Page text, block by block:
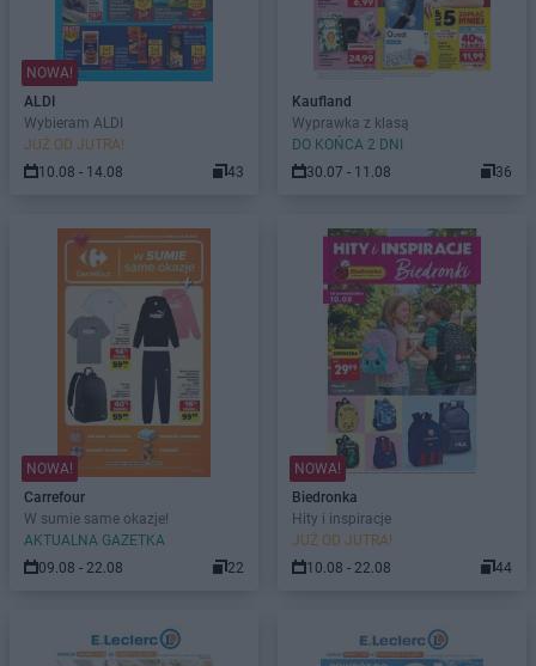
NOWA!
ALDI
Wybieram ALDI
JUŻ OD JUTRA!
10.08 - 14.08
43
Kaufland
Wyprawka z klasą
DO KOŃCA 2 DNI
30.07 - 11.08
36
NOWA!
Carrefour
W sumie same okazje!
AKTUALNA GAZETKA
09.08 - 22.08
22
NOWA!
Biedronka
Hity i inspiracje
JUŻ OD JUTRA!
10.08 - 22.08
44